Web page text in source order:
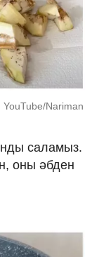
YouTube/Nariman
саламыз.
оны әбден